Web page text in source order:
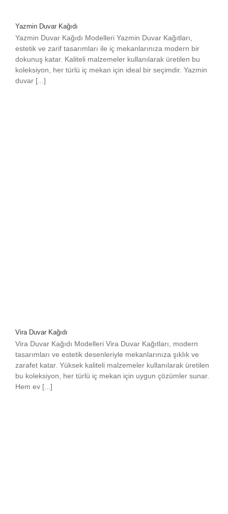
Yazmin Duvar Kağıdı
Yazmin Duvar Kağıdı Modelleri Yazmin Duvar Kağıtları,
estetik ve zarif tasarımları ile iç mekanlarınıza modern bir
dokunuş katar. Kaliteli malzemeler kullanılarak üretilen bu
koleksiyon, her türlü iç mekan için ideal bir seçimdir. Yazmin
duvar [...]
Vira Duvar Kağıdı
Vira Duvar Kağıdı Modelleri Vira Duvar Kağıtları, modern
tasarımları ve estetik desenleriyle mekanlarınıza şıklık ve
zarafet katar. Yüksek kaliteli malzemeler kullanılarak üretilen
bu koleksiyon, her türlü iç mekan için uygun çözümler sunar.
Hem ev [...]